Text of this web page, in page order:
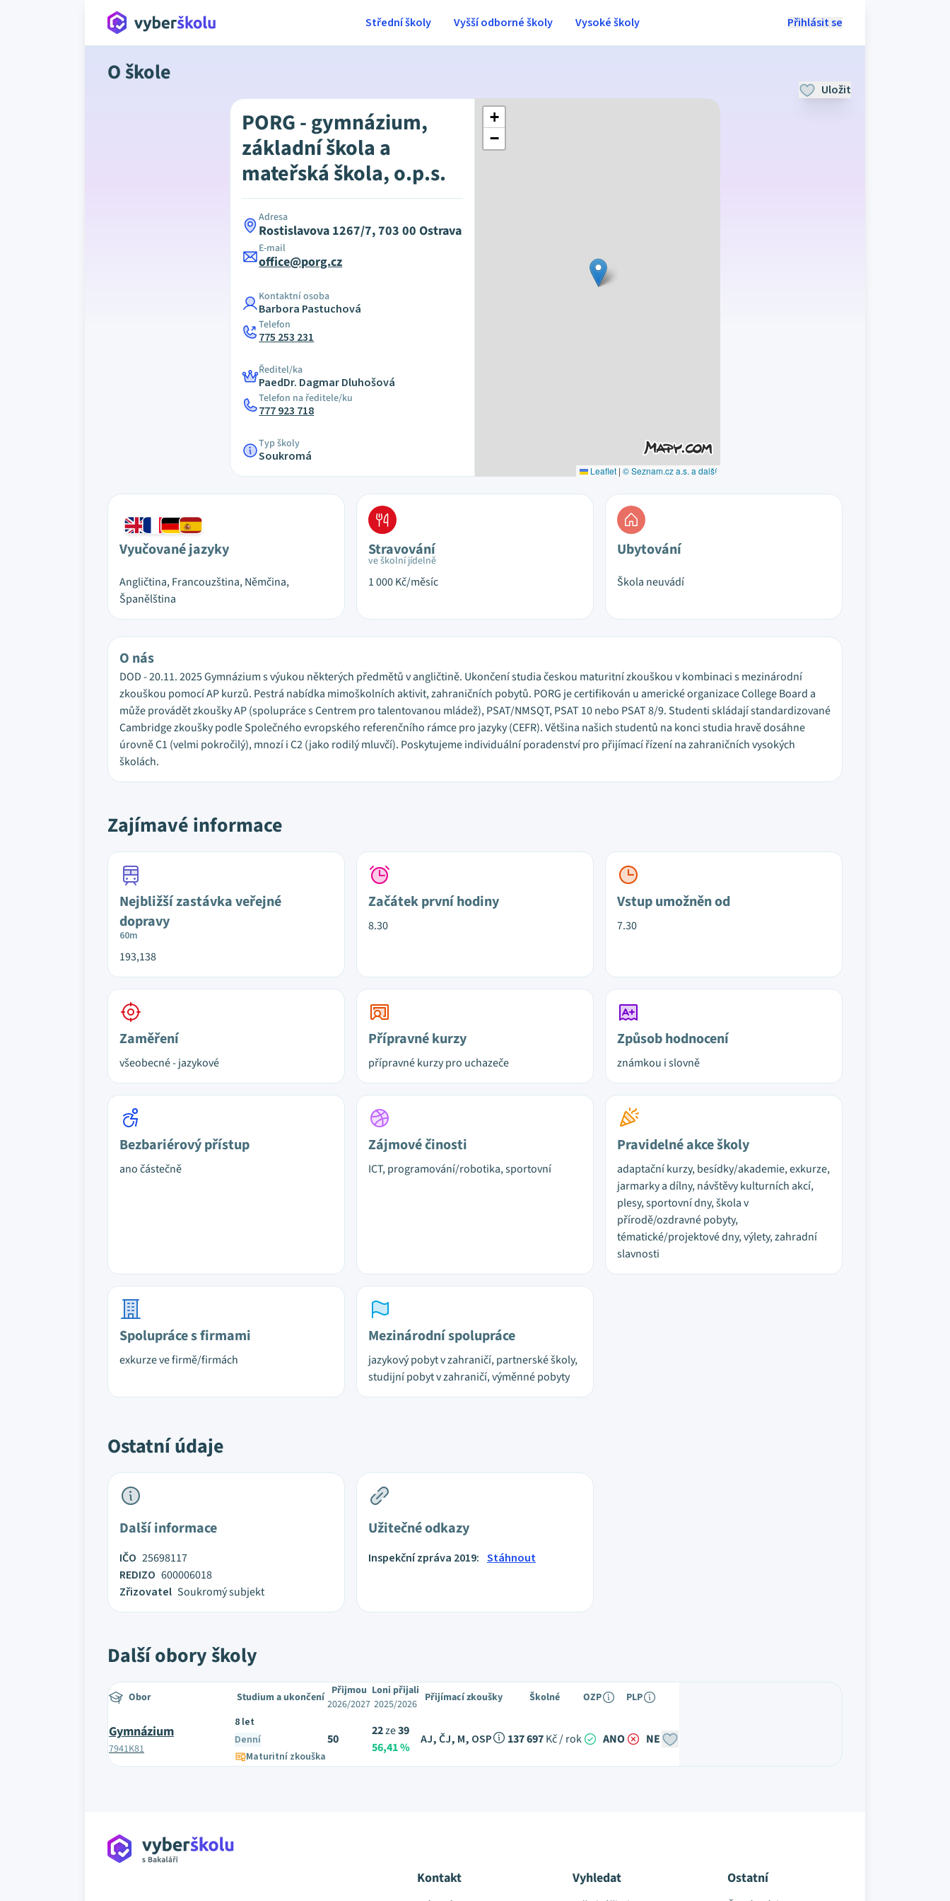
Přihlásit se
Střední školy Vyšší odborné školy Vysoké školy
O škole
Uložit
PORG - gymnázium,
základní škola a
mateřská škola, o.p.s.
Adresa
Rostislavova 1267/7, 703 00 Ostrava
E-mail
office@porg.cz
Kontaktní osoba
Barbora Pastuchová
Telefon
775 253 231
Ředitel/ka
PaedDr. Dagmar Dluhošová
Telefon na ředitele/ku
777 923 718
Typ školy
Soukromá
+
−
Leaflet | © Seznam.cz a.s. a další
Vyučované jazyky
Angličtina, Francouzština, Němčina,
Španělština
Stravování
ve školní jídelně
1 000Kč/měsíc
Ubytování
Škola neuvádí
O nás
DOD - 20.11. 2025 Gymnázium s výukou některých předmětů v angličtině. Ukončení studia českou maturitní zkouškou v kombinaci s mezinárodní
zkouškou pomocí AP kurzů. Pestrá nabídka mimoškolních aktivit, zahraničních pobytů. PORG je certifikován u americké organizace College Board a
může provádět zkoušky AP (spolupráce s Centrem pro talentovanou mládež), PSAT/NMSQT, PSAT 10 nebo PSAT 8/9. Studenti skládají standardizované
Cambridge zkoušky podle Společného evropského referenčního rámce pro jazyky (CEFR). Většina našich studentů na konci studia hravě dosáhne
úrovně C1 (velmi pokročilý), mnozí i C2 (jako rodilý mluvčí). Poskytujeme individuální poradenství pro přijímací řízení na zahraničních vysokých
školách.
Zajímavé informace
Nejbližší zastávka veřejné
dopravy
60m
193,138
Začátek první hodiny
8.30
Vstup umožněn od
7.30
Zaměření
všeobecné - jazykové
Přípravné kurzy
přípravné kurzy pro uchazeče
Způsob hodnocení
známkou i slovně
Bezbariérový přístup
ano částečně
Zájmové činosti
ICT, programování/robotika, sportovní
Pravidelné akce školy
adaptační kurzy, besídky/akademie, exkurze,
jarmarky a dílny, návštěvy kulturních akcí,
plesy, sportovní dny, škola v
přírodě/ozdravné pobyty,
tématické/projektové dny, výlety, zahradní
slavnosti
Spolupráce s firmami
exkurze ve firmě/firmách
Mezinárodní spolupráce
jazykový pobyt v zahraničí, partnerské školy,
studijní pobyt v zahraničí, výměnné pobyty
Ostatní údaje
Další informace
IČO 25698117
REDIZO 600006018
Zřizovatel Soukromý subjekt
Užitečné odkazy
Inspekční zpráva 2019: Stáhnout
Další obory školy
Obor Studium a ukončení Přijmou
2026/2027
Loni přijali
2025/2026 Přijímací zkoušky Školné OZP PLP
Gymnázium
7941K81
8 let
Denní
Maturitní zkouška
50
22ze39
56,41 %
AJ, ČJ, M, OSP 137 697Kč / rok ANO NE
Kontakt Vyhledat Ostatní